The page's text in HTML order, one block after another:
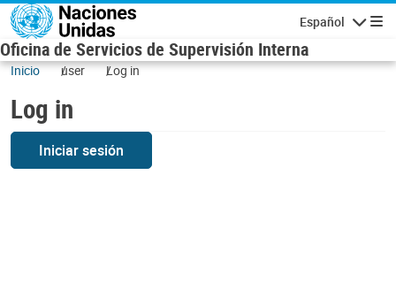
Skip to main content
Español
Oficina de Servicios de Supervisión Interna
Inicio user Log in
Log in
Iniciar sesión